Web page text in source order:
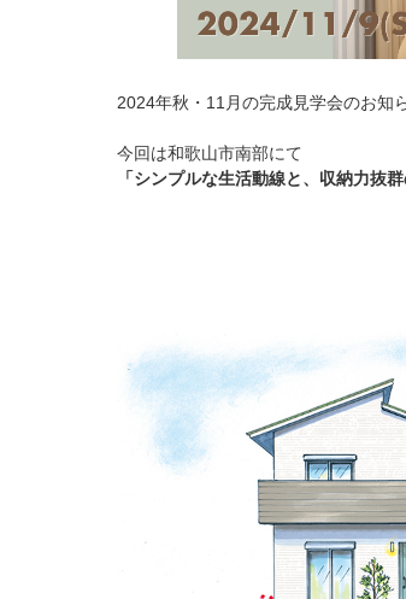
2024年秋・11月の完成見学会のお知
今回は和歌山市南部にて
「シンプルな生活動線と、収納力抜